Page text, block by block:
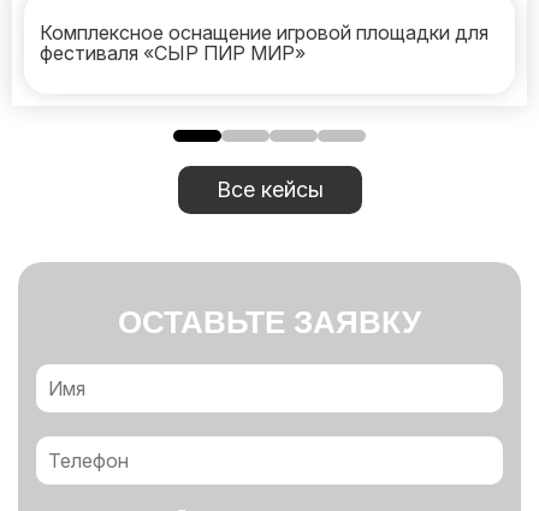
Комплексное оснащение игровой площадки для
фестиваля «СЫР ПИР МИР»
Все кейсы
ОСТАВЬТЕ ЗАЯВКУ